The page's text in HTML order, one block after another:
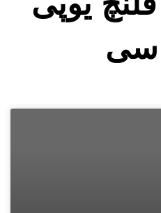
سی